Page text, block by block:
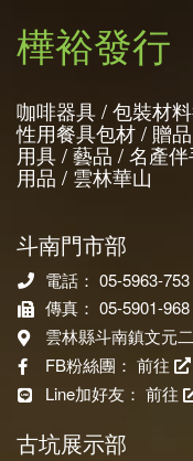
樺裕發行
咖啡器具 / 包裝材
性用餐具包材 / 贈
用具 / 藝品 / 名產
用品 / 雲林華山
斗南門市部
電話： 05-5963-753
傳真： 05-5901-968
雲林縣斗南鎮文元
FB粉絲團： 前往
Line加好友： 前往
古坑展示部